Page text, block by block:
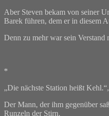
Aber Steven bekam von seiner
Barek führen, dem er in diesem
Denn zu mehr war sein Verstand
*
„Die nächste Station heißt
Der Mann, der ihm gegenüber
Runzeln der Stirn.